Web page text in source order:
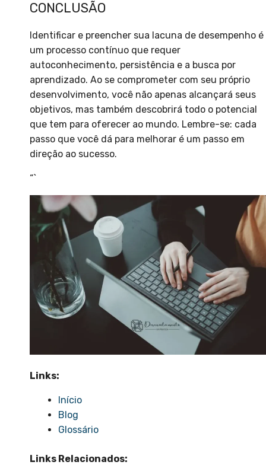
CONCLUSÃO
Identificar e preencher sua lacuna de desempenho é
um processo contínuo que requer
autoconhecimento, persistência e a busca por
aprendizado. Ao se comprometer com seu próprio
desenvolvimento, você não apenas alcançará seus
objetivos, mas também descobrirá todo o potencial
que tem para oferecer ao mundo. Lembre-se: cada
passo que você dá para melhorar é um passo em
direção ao sucesso.
“`
Links:
Início
Blog
Glossário
Links Relacionados: